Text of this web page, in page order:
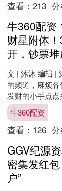
查看： 213 分
牛360配资
财星附体
开，钞票
文 | 沐沐 编辑 |
的频道，麻烦
发财的小手点
发，谢谢大家！
和睦，儿女孝....
牛360配资
查看： 126 分
GGV纪源
密集发红
户”